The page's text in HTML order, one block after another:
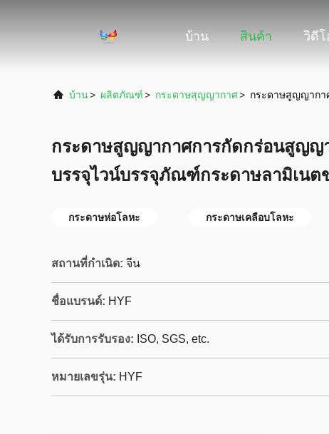
บ้าน สินค้า วิดีโ
บ้าน> ผลิตภัณฑ์> กระดาษสุญญากาศ> กระดาษสูญญากา
กระดาษสูญญากาศการกัดกร่อนสูญญ
บรรจุไวน์บรรจุภัณฑ์กระดาษลามิเนต
กระดาษห่อโลหะ กระดาษเคลือบโลหะ
สถานที่กำเนิด: จีน
ชื่อแบรนด์: HYF
ได้รับการรับรอง: ISO, SGS, etc.
หมายเลขรุ่น: HYF